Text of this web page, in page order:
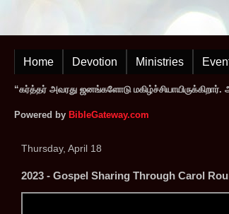
Home Devotion Ministries
“கர்த்தர் அவரது ஜனங்களோடு
Powered by BibleGateway.com
Thursday, April 18
2023 - Gospel Sharing Through Carol